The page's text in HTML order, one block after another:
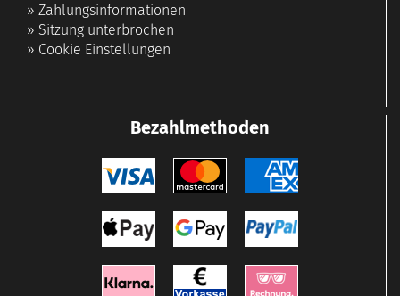
» Zahlungsinformationen
» Sitzung unterbrochen
» Cookie Einstellungen
Bezahlmethoden